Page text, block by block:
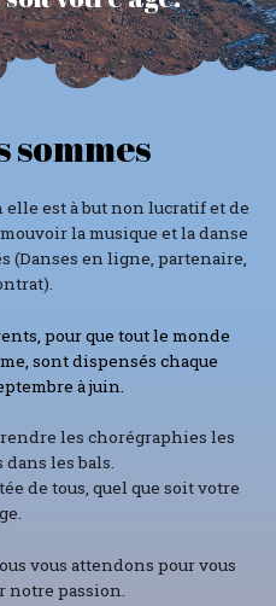
sommes
est à but non lucratif et de
la musique et la danse
(Danses en ligne, partenaire,
pour que tout le monde
sont dispensés chaque
à juin.
les chorégraphies les
dans les bals.
de tous, quel que soit votre
vous attendons pour vous
notre passion.